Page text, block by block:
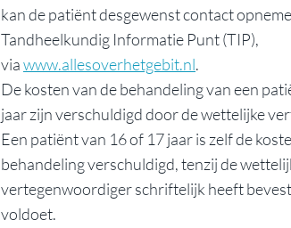
kan de patiënt desgewenst contact
Tandheelkundig Informatie Punt (TIP),
viawww.allesoverhetgebit.nl.
De kosten van de behandeling van een
jaar zijn verschuldigd door de wettelijke
Een patiënt van 16 of 17 jaar is zelf de
behandeling verschuldigd, tenzij de
vertegenwoordiger schriftelijk heeft
voldoet.